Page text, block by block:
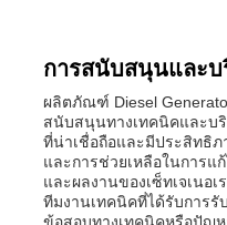
การสนับสนุนและบ
ผลิตภัณฑ์ Diesel
สนับสนุนทางเทคนิคและบริ
ที่น่าเชื่อถือและมีประสิทธิภ
และการช่วยเหลือในการแ
และผลงานของเซ็ทเจเนอ
ทีมงานเทคนิคที่ได้รับการรั
ข้อสอบทางเทคนิคหรือปัญ